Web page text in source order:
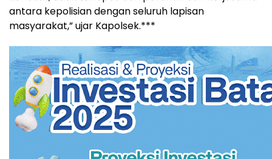
antara kepolisian dengan seluruh lapisan
masyarakat,” ujar Kapolsek.***